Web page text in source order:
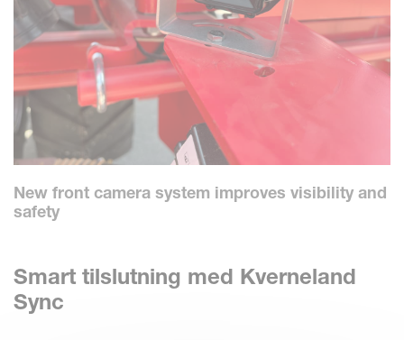
New front camera system improves visibility and
safety
Smart tilslutning med Kverneland
Sync